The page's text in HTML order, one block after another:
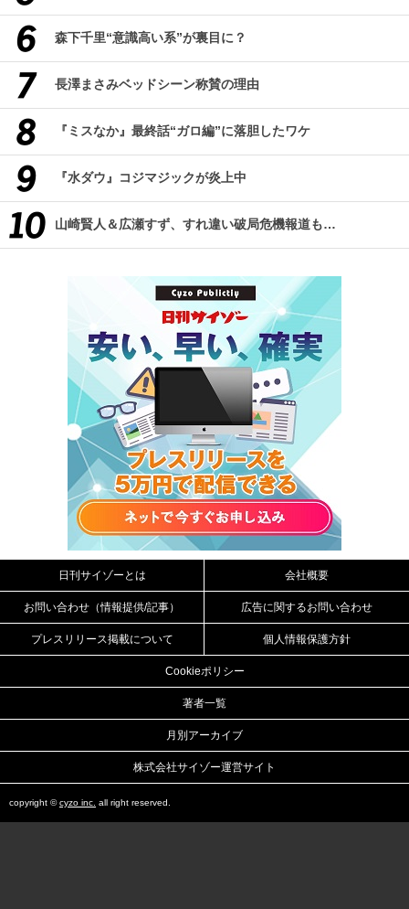
森下千里“意識高い系”が裏目に？
長澤まさみベッドシーン称賛の理由
『ミスなか』最終話“ガロ編”に落胆したワケ
『水ダウ』コジマジックが炎上中
山崎賢人＆広瀬すず、すれ違い破局危機報道も…
日刊サイゾーとは 会社概要
お問い合わせ（情報提供/記事） 広告に関するお問い合わせ
プレスリリース掲載について 個人情報保護方針
Cookieポリシー
著者一覧
月別アーカイブ
株式会社サイゾー運営サイト
copyright ©cyzo inc. all right reserved.